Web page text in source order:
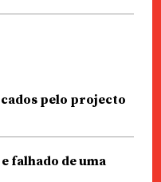
pelo projecto
falhado de uma